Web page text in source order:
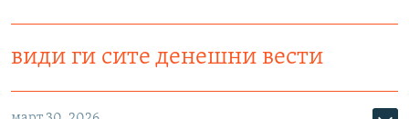
види ги сите денешни вести